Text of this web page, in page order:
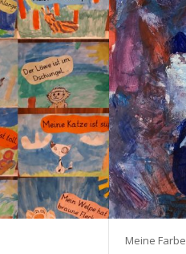
Meine Farbe